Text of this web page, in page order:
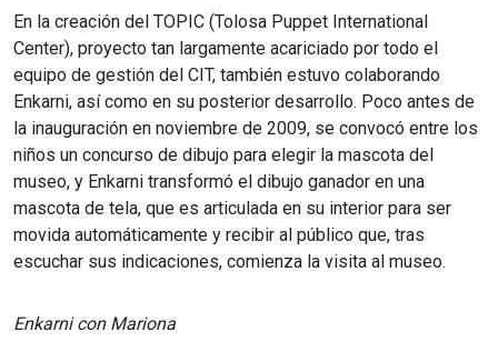
En la creación del TOPIC (Tolosa Puppet International
Center), proyecto tan largamente acariciado por todo el
equipo de gestión del CIT, también estuvo colaborando
Enkarni, así como en su posterior desarrollo. Poco antes de
la inauguración en noviembre de 2009, se convocó entre los
niños un concurso de dibujo para elegir la mascota del
museo, y Enkarni transformó el dibujo ganador en una
mascota de tela, que es articulada en su interior para ser
movida automáticamente y recibir al público que, tras
escuchar sus indicaciones, comienza la visita al museo.
Enkarni con Mariona